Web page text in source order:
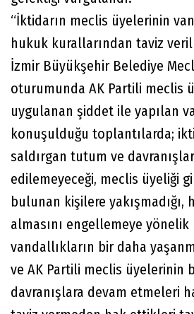
“İktidarın meclis üyelerinin
hukuk kurallarından taviz
İzmir Büyükşehir Belediye
oturumunda AK Partili meclis
uygulanan şiddet ile yapılan
konuşulduğu toplantılarda;
saldırgan tutum ve
edilemeyeceği, meclis üyeliği
bulunan kişilere yakışmadığı,
almasını engellemeye
vandallıkların bir daha
ve AK Partili meclis üyelerinin
davranışlara devam etmeleri